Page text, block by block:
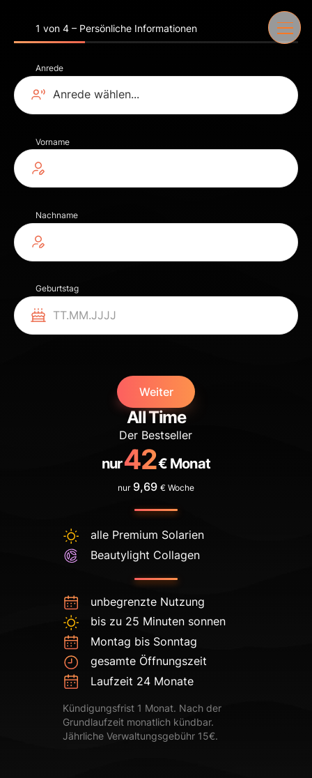
All Time
Der Bestseller
nur42€ Monat
nur 9,69 € Woche
alle Premium Solarien
Beautylight Collagen
unbegrenzte Nutzung
bis zu 25 Minuten sonnen
Montag bis Sonntag
gesamte Öffnungszeit
Laufzeit 24 Monate
Kündigungsfrist 1 Monat. Nach der
Grundlaufzeit monatlich kündbar.
Jährliche Verwaltungsgebühr 15€.
1 von 4 – Persönliche Informationen
Anrede
Vorname
Nachname
Geburtstag
Weiter